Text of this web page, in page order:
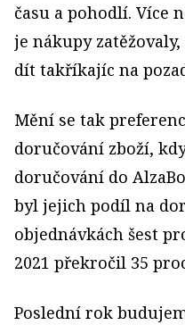
času a pohodlí. Více
je nákupy
dít takříkajíc na
Mění se tak
doručování zboží,
doručování do
byl jejich podíl na
objednávkách šest
2021 překročil 35
Poslední rok